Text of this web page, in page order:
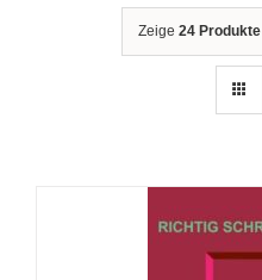
Zeige 24 Produkte